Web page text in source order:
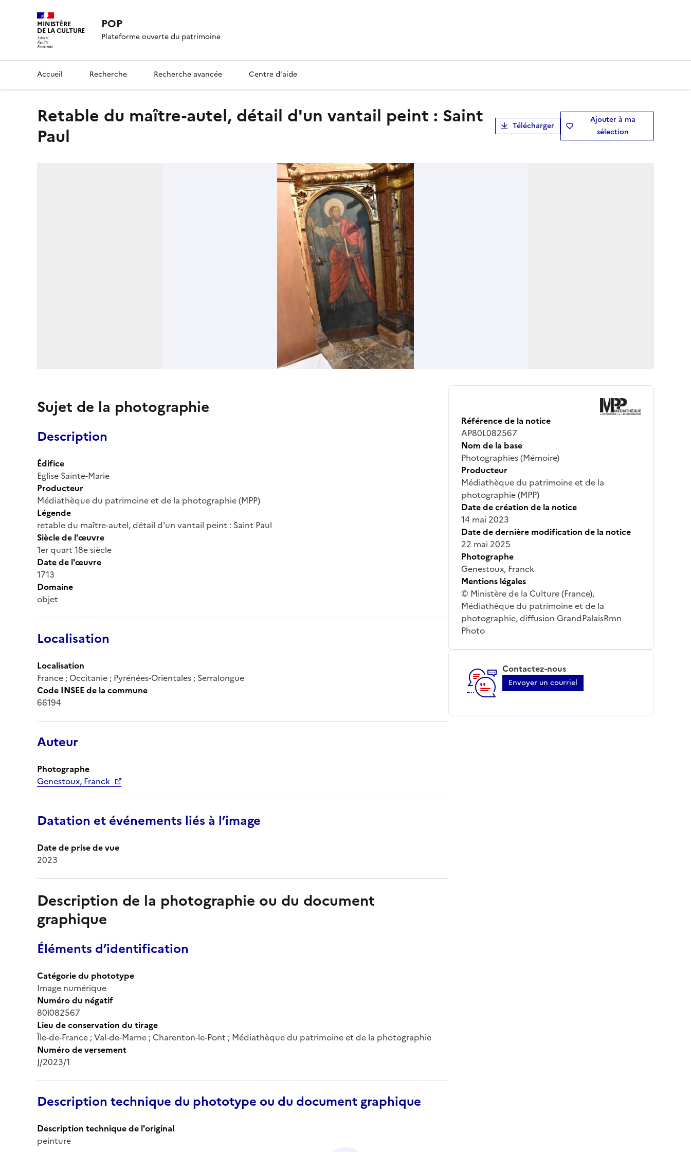
MINISTÈRE
DE LA CULTURE POP
Plateforme ouverte du patrimoine
Accueil Recherche Recherche avancée Centre d'aide
retable du maître-autel, détail d'un vantail peint : Saint
Paul
Télécharger
Ajouter à ma
sélection
Sujet de la photographie
Description
Édifice
Eglise Sainte-Marie
Producteur
Médiathèque du patrimoine et de la photographie (MPP)
Légende
retable du maître-autel, détail d'un vantail peint : Saint Paul
Siècle de l'œuvre
1er quart 18e siècle
Date de l'œuvre
1713
Domaine
objet
Localisation
Localisation
France ; Occitanie ; Pyrénées-Orientales ; Serralongue
Code INSEE de la commune
66194
Auteur
Photographe
Genestoux, Franck
Datation et événements liés à l’image
Date de prise de vue
2023
Description de la photographie ou du document
graphique
Éléments d’identification
Catégorie du phototype
Image numérique
Numéro du négatif
80l082567
Lieu de conservation du tirage
Île-de-France ; Val-de-Marne ; Charenton-le-Pont ; Médiathèque du patrimoine et de la photographie
Numéro de versement
J/2023/1
Description technique du phototype ou du document graphique
Description technique de l'original
peinture
Référence de la notice
AP80L082567
Nom de la base
Photographies (Mémoire)
Producteur
Médiathèque du patrimoine et de la
photographie (MPP)
Date de création de la notice
14 mai 2023
Date de dernière modification de la notice
22 mai 2025
Photographe
Genestoux, Franck
Mentions légales
© Ministère de la Culture (France),
Médiathèque du patrimoine et de la
photographie, diffusion GrandPalaisRmn
Photo
Contactez-nous
Envoyer un courriel